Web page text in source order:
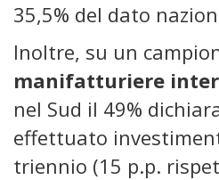
35,5% del dato
Inoltre, su un
manifatturiere
nel Sud il 49%
effettuato
triennio (15 p.p.